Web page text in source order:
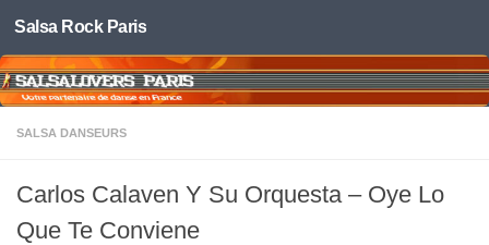
Skip to content
Salsa Rock Paris
SALSA DANSEURS
Carlos Calaven Y Su Orquesta – Oye Lo
Que Te Conviene